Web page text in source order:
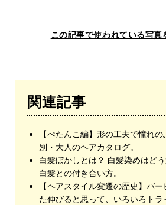
この記事で使われている写真
関連記事
【ぺたんこ編】形の工夫で憧れ
別・大人のヘアカタログ。
白髪ぼかしとは？ 白髪染めはど
白髪との付き合い方。
【ヘアスタイル変遷の歴史】バ
た伸びると思って、いろいろトラ